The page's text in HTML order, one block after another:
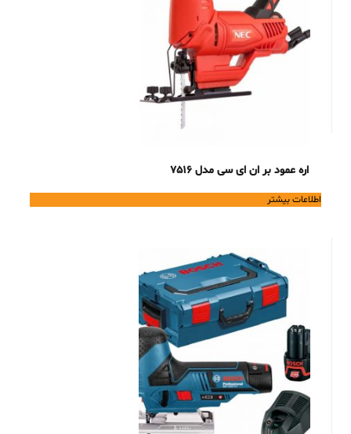
اره عمود بر ان ای سی مدل 7516
اطلاعات بیشتر